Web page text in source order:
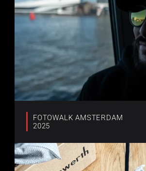
FOTOWALK AMSTERDAM
2025